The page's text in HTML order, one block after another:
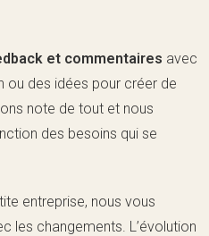
et commentaires avec
ou des idées pour créer de
note de tout et nous
des besoins qui se
entreprise, nous vous
les changements. L’évolution